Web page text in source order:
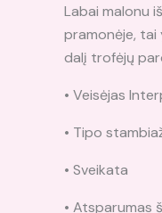
Labai malonu
pramonėje, tai
dalį trofėjų
• Veisėjas
• Tipo
• Sveikata
• Atsparumas